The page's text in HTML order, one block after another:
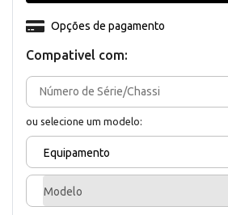
Compativel com:
ou selecione um modelo:
Equipamento
Modelo
Opções de pagamento